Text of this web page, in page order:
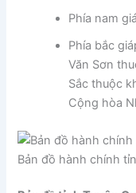
Phía nam
Phía bắc
Văn Sơn
Sắc thuộc
Cộng hòa
Bản đồ hành chính